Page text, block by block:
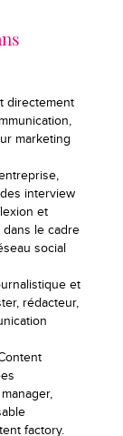
directement
marketing
interview
et
le cadre
social
et
rédacteur,
factory.